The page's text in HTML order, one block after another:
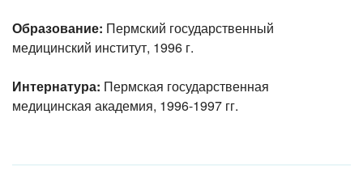
Образование: Пермский государственный
медицинский институт, 1996 г.
Интернатура: Пермская государственная
медицинская академия, 1996-1997 гг.